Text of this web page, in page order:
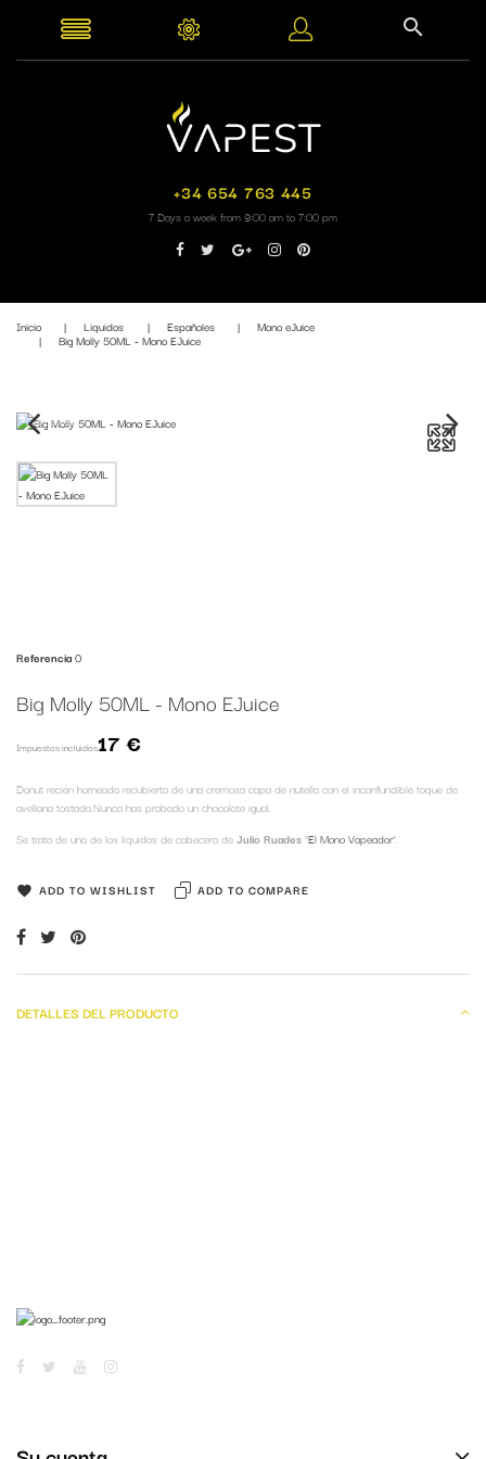
+34 654 763 445
7 Days a week from 9:00 am to 7:00 pm
Inicio Liquidos Españoles Mono eJuice
Big Molly 50ML - Mono EJuice
Fuera de stock
Referencia0
Big Molly 50ML - Mono EJuice
17 €
Impuestos incluidos
Donut recién horneado recubierto de una cremosa capa de nutella con el inconfundible toque de
avellana tostada.Nunca has probado un chocolate igual.
Se trata de uno de los líquidos de cabecera deJulio Ruades“El Mono Vapeador”.
ADD TO WISHLIST ADD TO COMPARE
DETALLES DEL PRODUCTO